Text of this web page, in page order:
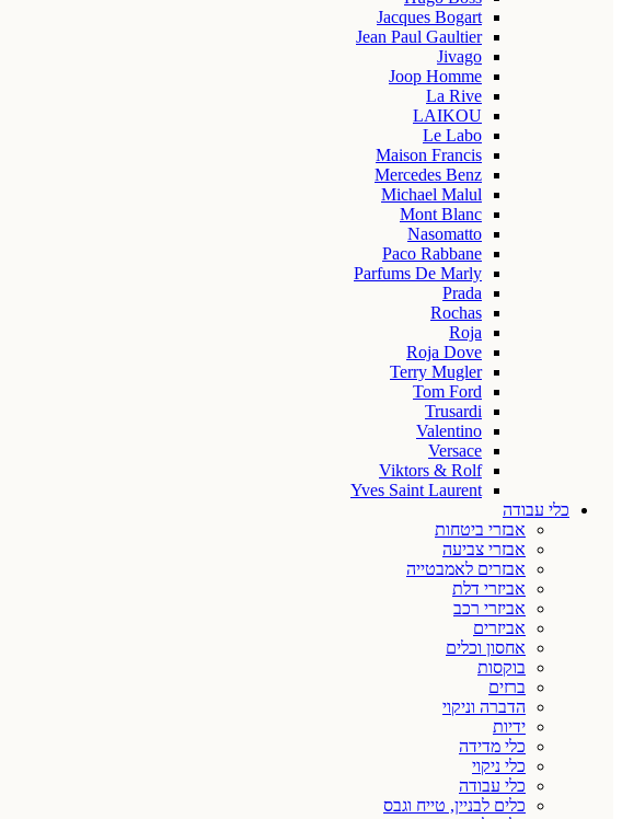
Jacques Bogart
Jean Paul Gaultier
Jivago
Joop Homme
La Rive
LAIKOU
Le Labo
Maison Francis
Mercedes Benz
Michael Malul
Mont Blanc
Nasomatto
Paco Rabbane
Parfums De Marly
Prada
Rochas
Roja
Roja Dove
Terry Mugler
Tom Ford
Trusardi
Valentino
Versace
Viktors & Rolf
Yves Saint Laurent
כלי עבודה
אבזרי ביטחות
אבזרי צביעה
אבזרים לאמבטייה
אביזרי דלת
אביזרי רכב
אביזרים
אחסון וכלים
בוקסות
ברזים
הדברה וניקוי
ידיות
כלי מדידה
כלי ניקוי
כלי עבודה
כלים לבניין, טייח וגבס